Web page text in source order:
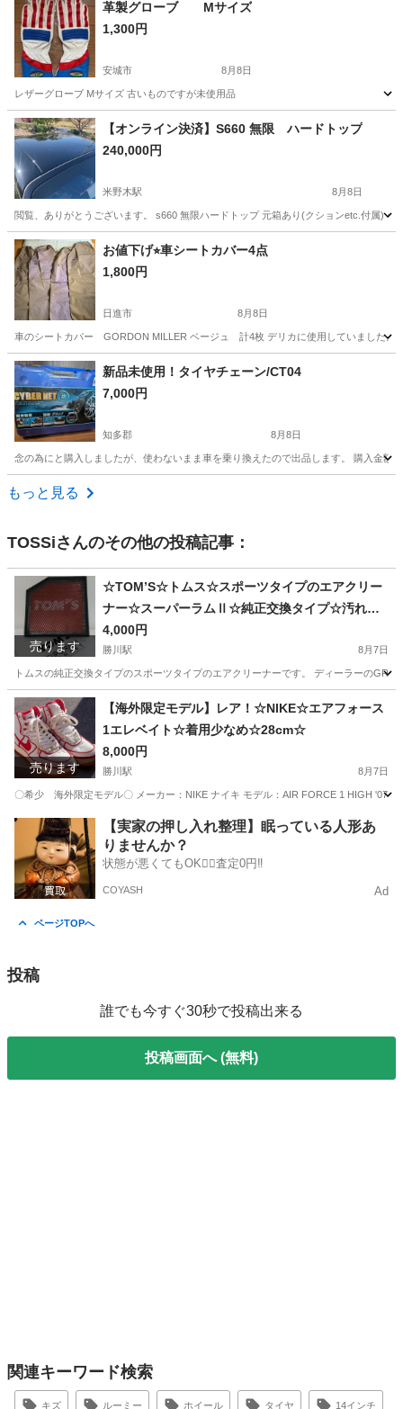
革製グローブ Mサイズ
1,300円
安城市 8月8日
レザーグローブ Mサイズ 古いものですが未使用品
愛知 安城市 車のパーツ グローブ
【オンライン決済】S660 無限 ハードトップ
240,000円
米野木駅 8月8日
閲覧、ありがとうございます。 s660 無限ハードトップ 元箱あり(クションetc.付属)
愛知 愛知郡 米野木駅 その他 ハードトップ
お値下げ⭐︎車シートカバー4点
1,800円
日進市 8月8日
車のシートカバー GORDON MILLER ベージュ 計4枚 デリカに使用していました。
愛知 日進市 アクセサリー シート
新品未使用！タイヤチェーン/CT04
7,000円
知多郡 8月8日
念の為にと購入しましたが、使わないまま車を乗り換えたので出品します。 購入金
愛知 知多郡
もっと見る
TOSSiさんのその他の投稿記事：
売ります
☆TOM’S☆トムス☆スポーツタイプのエアクリー
ナー☆スーパーラムⅡ☆純正交換タイプ☆汚れた
ら手洗いできてずっと使用可能☆
4,000円
勝川駅 8月7日
トムスの純正交換タイプのスポーツタイプのエアクリーナーです。 ディーラーのGR
愛知 春日井市 勝川駅 車のパーツ エアクリーナー
売ります
【海外限定モデル】レア！☆NIKE☆エアフォース
1エレベイト☆着用少なめ☆28cm☆
8,000円
勝川駅 8月7日
〇希少 海外限定モデル〇 メーカー：NIKE ナイキ モデル：AIR FORCE 1 HIGH
愛知 春日井市 勝川駅 靴 エアフォース
【実家の押し入れ整理】眠っている人形あ
りませんか？
状態が悪くてもOK🙆‍♀️査定0円‼️
COYASH Ad
ページTOPへ
投稿
誰でも今すぐ30秒で投稿出来る
投稿画面へ (無料)
関連キーワード検索
キズ ルーミー ホイール タイヤ 14インチ